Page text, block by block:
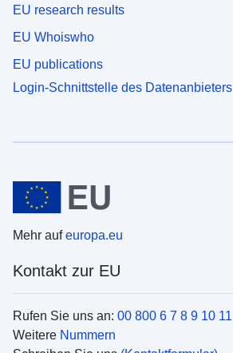
EU research results
EU Whoiswho
EU publications
Login-Schnittstelle des Datenanbieters
Mehr aufeuropa.eu
Kontakt zur EU
Rufen Sie uns an: 00 800 6 7 8 9 10 11
Weitere Nummern